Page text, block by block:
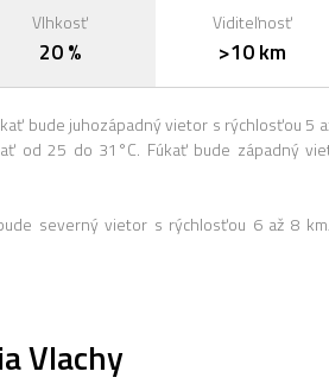
Vlhkosť
20 %
Viditeľnosť
>10 km
bude juhozápadný vietor s rýchlosťou 5
od 25 do 31°C. Fúkať bude západný
severný vietor s rýchlosťou 6 až 8
Vlachy